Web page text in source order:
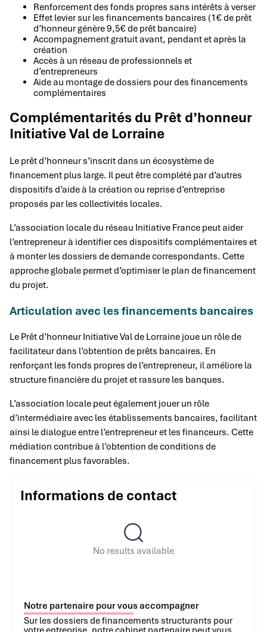
Renforcement des fonds propres sans intérêts à verser
Effet levier sur les financements bancaires (1€ de prêt
d’honneur génère 9,5€ de prêt bancaire)
Accompagnement gratuit avant, pendant et après la
création
Accès à un réseau de professionnels et
d’entrepreneurs
Aide au montage de dossiers pour des financements
complémentaires
Complémentarités du Prêt d’honneur
Initiative Val de Lorraine
Le prêt d’honneur s’inscrit dans un écosystème de
financement plus large. Il peut être complété par d’autres
dispositifs d’aide à la création ou reprise d’entreprise
proposés par les collectivités locales.
L’association locale du réseau Initiative France peut aider
l’entrepreneur à identifier ces dispositifs complémentaires et
à monter les dossiers de demande correspondants. Cette
approche globale permet d’optimiser le plan de financement
du projet.
Articulation avec les financements bancaires
Le Prêt d’honneur Initiative Val de Lorraine joue un rôle de
facilitateur dans l’obtention de prêts bancaires. En
renforçant les fonds propres de l’entrepreneur, il améliore la
structure financière du projet et rassure les banques.
L’association locale peut également jouer un rôle
d’intermédiaire avec les établissements bancaires, facilitant
ainsi le dialogue entre l’entrepreneur et les financeurs. Cette
médiation contribue à l’obtention de conditions de
financement plus favorables.
Informations de contact
No results available
Notre partenaire pour vous accompagner
Sur les dossiers de financements structurants pour